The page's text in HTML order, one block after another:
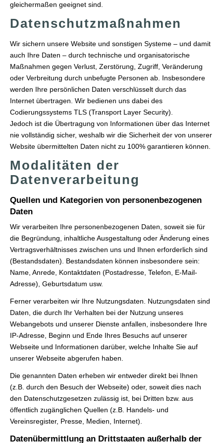
gleichermaßen geeignet sind.
Datenschutzmaßnahmen
Wir sichern unsere Website und sonstigen Systeme – und damit
auch Ihre Daten – durch technische und organisatorische
Maßnahmen gegen Verlust, Zerstörung, Zugriff, Veränderung
oder Verbreitung durch unbefugte Per­sonen ab. Insbesondere
werden Ihre persönlichen Daten verschlüsselt durch das
Internet übertragen. Wir bedienen uns dabei des
Codierungssystems TLS (Transport Layer Security).
Jedoch ist die Übertragung von Informationen über das Internet
nie vollständig sicher, weshalb wir die Sicherheit der von unserer
Website übermittelten Daten nicht zu 100% garantieren können.
Modalitäten der
Datenverarbeitung
Quellen und Kategorien von personenbezogenen
Daten
Wir verarbeiten Ihre personenbezogenen Daten, soweit sie für
die Begründung, inhaltliche Ausgestaltung oder Änderung eines
Vertragsverhältnisses zwischen uns und Ihnen erforderlich sind
(Bestandsdaten). Bestandsdaten können insbesondere sein:
Name, Anrede, Kontaktdaten (Postadresse, Telefon, E-Mail-
Adresse), Geburts­datum usw.
Ferner verarbeiten wir Ihre Nutzungsdaten. Nutzungsdaten sind
Daten, die durch Ihr Verhalten bei der Nutzung unseres
Webangebots und unserer Dienste anfallen, insbesondere Ihre
IP-Adresse, Beginn und Ende Ihres Besuchs auf unserer
Webseite und Informationen darüber, welche Inhalte Sie auf
unserer Webseite abgerufen haben.
Die genannten Daten erheben wir entweder direkt bei Ihnen
(z.B. durch den Besuch der Webseite) oder, soweit dies nach
den Datenschutzgesetzen zulässig ist, bei Dritten bzw. aus
öffentlich zugänglichen Quellen (z.B. Handels- und
Vereinsregister, Presse, Medien, Internet).
Datenübermittlung an Drittstaaten außerhalb der